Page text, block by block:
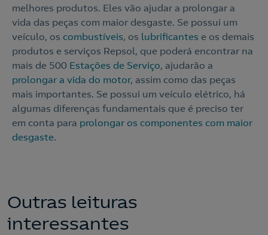
melhores produtos. Eles vão ajudar a prolongar a
vida das peças com maior desgaste. Se possui um
veículo, os combustíveis, os lubrificantes e os demais
produtos e serviços Repsol, que poderá encontrar na
mais de 500 Estações de Serviço, ajudarão a
prolongar a vida do motor, assim como das peças
mais importantes. Se possui um veículo elétrico, há
algumas diferenças fundamentais que é preciso ter
em conta para prolongar os componentes com maior
desgaste.
Outras leituras
interessantes